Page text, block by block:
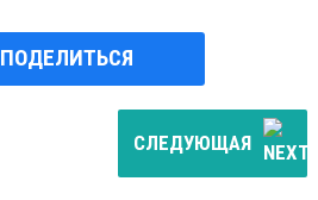
ПОДЕЛИТЬСЯ
СЛЕДУЮЩАЯ